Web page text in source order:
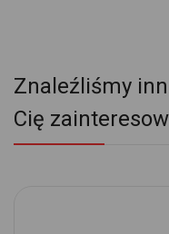
Znaleźliśmy
Cię